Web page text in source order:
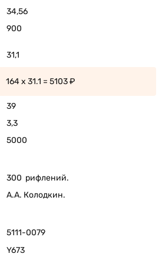
34,56
900
31,1
164 x 31.1 = 5103 ₽
39
3,3
5000
300  рифлений.
А.А. Колодкин.
5111-0079
Y673